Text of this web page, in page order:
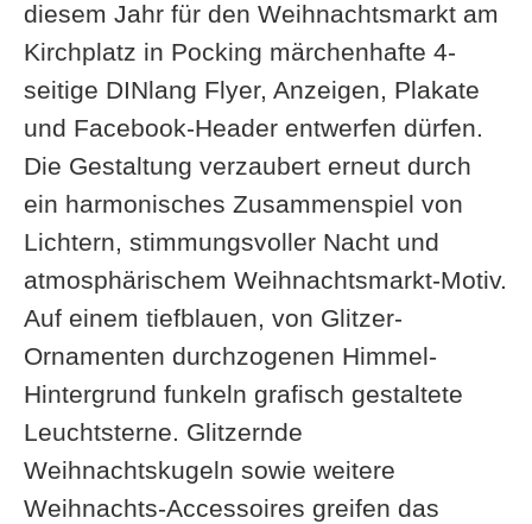
diesem Jahr für den Weihnachtsmarkt am
Kirchplatz in Pocking märchenhafte 4-
seitige DINlang Flyer, Anzeigen, Plakate
und Facebook-Header entwerfen dürfen.
Die Gestaltung verzaubert erneut durch
ein harmonisches Zusammenspiel von
Lichtern, stimmungsvoller Nacht und
atmosphärischem Weihnachtsmarkt-Motiv.
Auf einem tiefblauen, von Glitzer-
Ornamenten durchzogenen Himmel-
Hintergrund funkeln grafisch gestaltete
Leuchtsterne. Glitzernde
Weihnachtskugeln sowie weitere
Weihnachts-Accessoires greifen das